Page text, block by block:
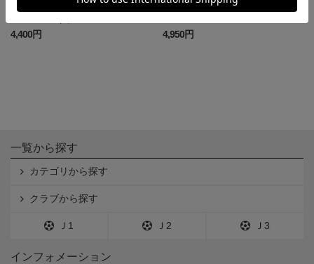
松本山雅FC ピカチュウ Tシャ
4,400円
松本山雅FC ピカチュウ Tシャ
4,950円
一覧から探す
カテゴリから探す
クラブから探す
Ｊ1 Ｊ2 Ｊ3
インフォメーション